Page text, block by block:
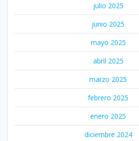
julio 2025
junio 2025
mayo 2025
abril 2025
marzo 2025
febrero 2025
enero 2025
diciembre 2024